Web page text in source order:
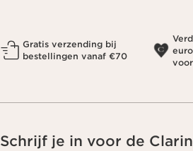
Gratis verzending bij
bestellingen vanaf €70
Schrijf je in voor de